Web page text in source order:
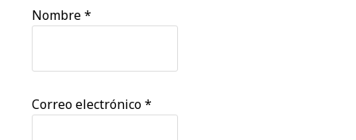
Nombre*
Correo electrónico*